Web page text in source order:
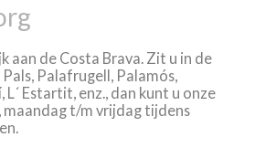
aan de Costa Brava. Zit u in de
Palafrugell, Palamós,
Estartit, enz., dan kunt u onze
maandag t/m vrijdag tijdens